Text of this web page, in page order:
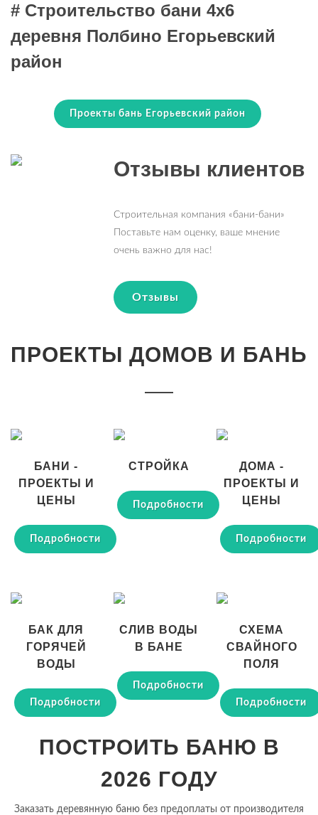
# Строительство бани 4х6
деревня Полбино Егорьевский
район
Проекты бань Егорьевский район
Отзывы клиентов
Строительная компания «бани-бани»
Поставьте нам оценку, ваше мнение
очень важно для нас!
Отзывы
ПРОЕКТЫ ДОМОВ И БАНЬ
БАНИ -
ПРОЕКТЫ И
ЦЕНЫ
Подробности
СТРОЙКА
Подробности
ДОМА -
ПРОЕКТЫ И
ЦЕНЫ
Подробности
БАК ДЛЯ
ГОРЯЧЕЙ
ВОДЫ
Подробности
СЛИВ ВОДЫ
В БАНЕ
Подробности
СХЕМА
СВАЙНОГО
ПОЛЯ
Подробности
ПОСТРОИТЬ БАНЮ В
2026 ГОДУ
Заказать деревянную баню без предоплаты от производителя